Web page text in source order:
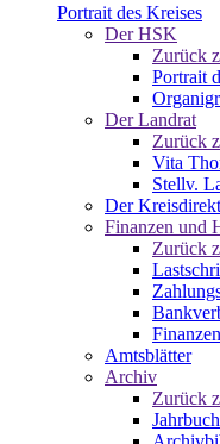
Portrait des Kreises
Der HSK
Zurück
Portrait
Der Landrat
Zurück
Vita
Stellv.
Der
Finanzen und
Zurück
Amtsblätter
Archiv
Zurück